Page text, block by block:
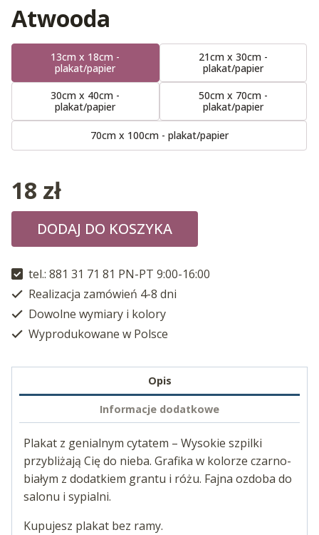
Atwooda
13cm x 18cm -
plakat/papier
21cm x 30cm -
plakat/papier
30cm x 40cm -
plakat/papier
50cm x 70cm -
plakat/papier
70cm x 100cm - plakat/papier
18 zł
DODAJ DO KOSZYKA
tel.: 881 31 71 81 PN-PT 9:00-16:00
Realizacja zamówień 4-8 dni
Dowolne wymiary i kolory
Wyprodukowane w Polsce
Opis
Informacje dodatkowe
Plakat z genialnym cytatem – Wysokie szpilki
przybliżają Cię do nieba. Grafika w kolorze czarno-
białym z dodatkiem grantu i różu. Fajna ozdoba do
salonu i sypialni.
Kupujesz plakat bez ramy.